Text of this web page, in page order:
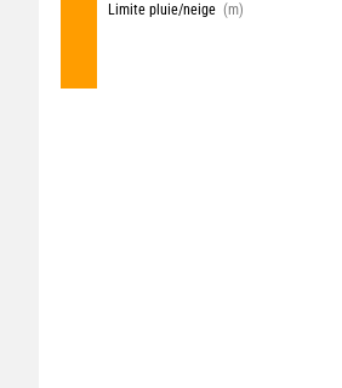
Limite pluie/neige (m)